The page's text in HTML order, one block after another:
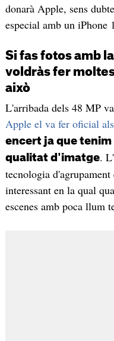
donarà Apple, sens
especial amb un iPhone
Si fas fotos amb
voldràs fer
això
L'arribada dels 48 MP
Apple el va fer oficial
encert ja que
qualitat d'imatge.
tecnologia
interessant en la qual
escenes amb poca llum